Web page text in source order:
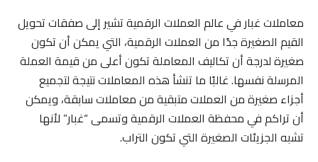
معاملات غبار في عالم العملات الرقمية تشير إلى صفقات تحويل
القيم الصغيرة جدًا من العملات الرقمية، التي يمكن أن تكون
صغيرة لدرجة أن تكاليف المعاملة تكون أعلى من قيمة العملة
المرسلة نفسها. غالبًا ما تنشأ هذه المعاملات نتيجة لتجميع
أجزاء صغيرة من العملات متبقية من معاملات سابقة، ويمكن
أن تراكم في محفظة العملات الرقمية وتسمى “غبار” لأنها
تشبه الجزيئات الصغيرة التي تكون التراب.